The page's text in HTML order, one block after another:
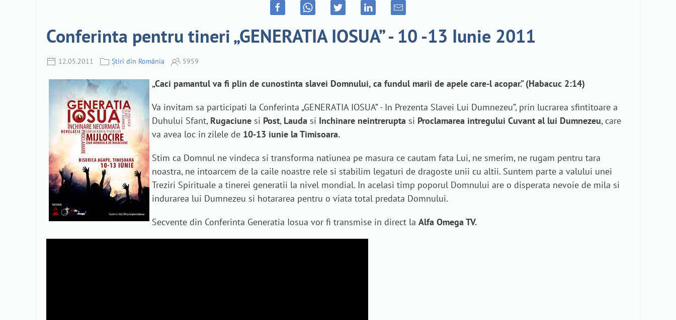
Conferinta pentru tineri „GENERATIA IOSUA” - 10 -13 Iunie 2011
12.05.2011 Știri din România 5959
„Caci pamantul va fi plin de cunostinta slavei Domnului, ca fundul marii de apele care-l acopar.” (Habacuc 2:14)
Va invitam sa participati la Conferinta „GENERATIA IOSUA” - In Prezenta Slavei Lui Dumnezeu”, prin lucrarea sfintitoare a
Duhului Sfant, Rugaciune si Post, Lauda si Inchinare neintrerupta si Proclamarea intregului Cuvant al lui Dumnezeu, care
va avea loc in zilele de 10-13 iunie la Timisoara.
Stim ca Domnul ne vindeca si transforma natiunea pe masura ce cautam fata Lui, ne smerim, ne rugam pentru tara
noastra, ne intoarcem de la caile noastre rele si stabilim legaturi de dragoste unii cu altii. Suntem parte a valului unei
Treziri Spirituale a tinerei generatii la nivel mondial. In acelasi timp poporul Domnului are o disperata nevoie de mila si
indurarea lui Dumnezeu si hotararea pentru o viata total predata Domnului.
Secvente din Conferinta Generatia Iosua vor fi transmise in direct la Alfa Omega TV.